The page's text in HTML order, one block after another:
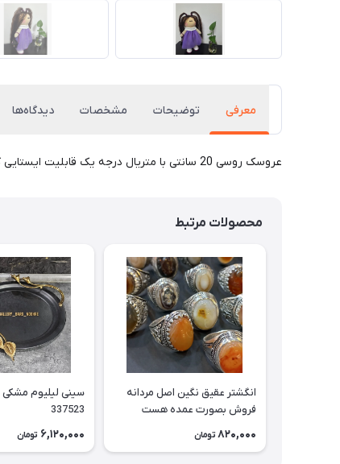
معرفی توضیحات مشخصات دیدگاه‌ها
عروسک روسی 20 سانتی با متریال درجه‌ یک قابلیت ایستایی کامل تغییر رنگ ومدل لباس به انتخاب خریدار سرچرخشی و دست متحرک
محصولات مرتبط
انگشتر عقیق نگین اصل مردانه
فروش بصورت عمده هست
هست فروش بصورت رندوم
820,000 تومان
سینی لیلیوم
337523
6,120,000 تومان